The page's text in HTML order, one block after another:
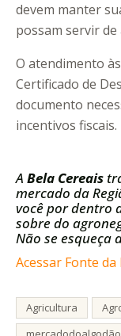
devem manter
possam servir
O atendimento
Certificado de
documento
incentivos fiscais.
A Bela Cereais
mercado da
você por dentro
sobre do
Não se esqueça
Acessar Fonte
Agricultura